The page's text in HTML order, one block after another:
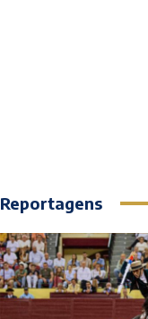
Reportagens